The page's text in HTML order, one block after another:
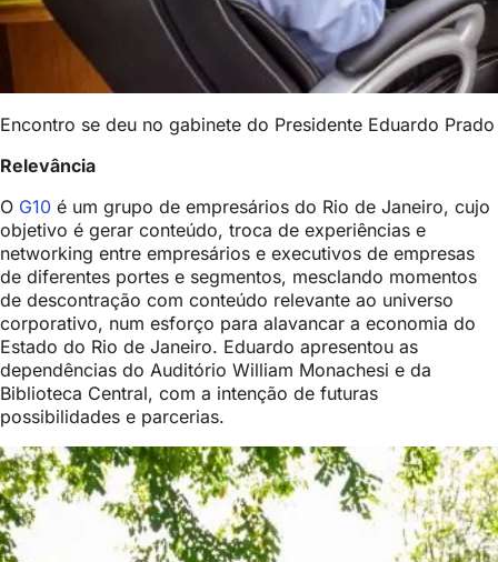
Encontro se deu no gabinete do Presidente Eduardo Prado
Relevância
O G10 é um grupo de empresários do Rio de Janeiro, cujo
objetivo é gerar conteúdo, troca de experiências e
networking entre empresários e executivos de empresas
de diferentes portes e segmentos, mesclando momentos
de descontração com conteúdo relevante ao universo
corporativo, num esforço para alavancar a economia do
Estado do Rio de Janeiro. Eduardo apresentou as
dependências do Auditório William Monachesi e da
Biblioteca Central, com a intenção de futuras
possibilidades e parcerias.